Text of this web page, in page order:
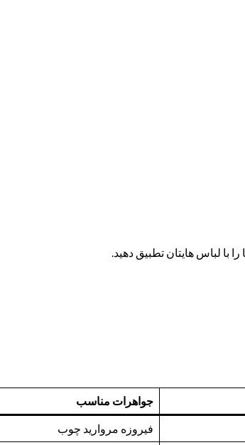
با لباس هایتان تطبیق دهید.
جواهرات مناسب
فیروزه مروارید چوب